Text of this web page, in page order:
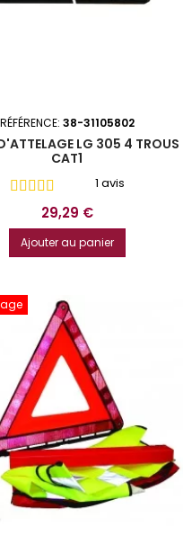
RÉFÉRENCE: 38-31105802
LG 305 4 TROUS
CAT1
1 avis
Prix
29,29 €
Ajouter au panier